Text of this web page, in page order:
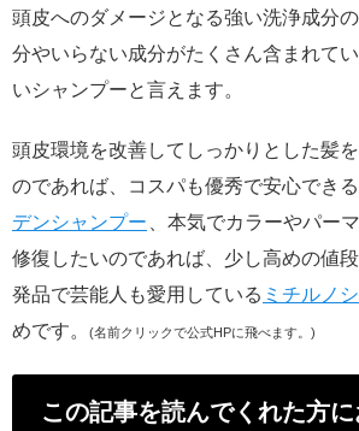
頭皮へのダメージとなる強い洗浄成分
分やいらない成分がたくさん含まれて
いシャンプーと言えます。
頭皮環境を改善してしっかりとした髪
のであれば、コスパも優秀で安心でき
デンシャンプー
、本気でカラーやパー
修復したいのであれば、少し高めの値
発品で芸能人も愛用している ミチルノ
めです。
(名前クリックで公式HPに飛べます。)
この記事を読んでくれた方